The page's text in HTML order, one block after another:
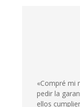
«Compré mi
pedir la
ellos